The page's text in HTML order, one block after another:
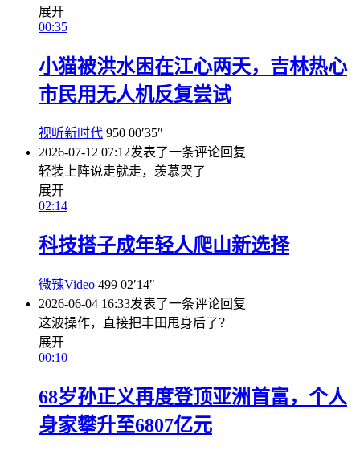
展开
00:35
小猫被洪水困在江心两天，吉林热心
市民用无人机反复尝试
视听新时代 950 00′35″
2026-07-12 07:12发表了一条评论回复
轻装上阵说走就走，羡慕哭了
展开
02:14
科技搭子成年轻人爬山新选择
微辣Video 499 02′14″
2026-06-04 16:33发表了一条评论回复
这波操作，直接把丰田甩身后了？
展开
00:10
68岁孙正义再度登顶亚洲首富，个人
身家攀升至6807亿元